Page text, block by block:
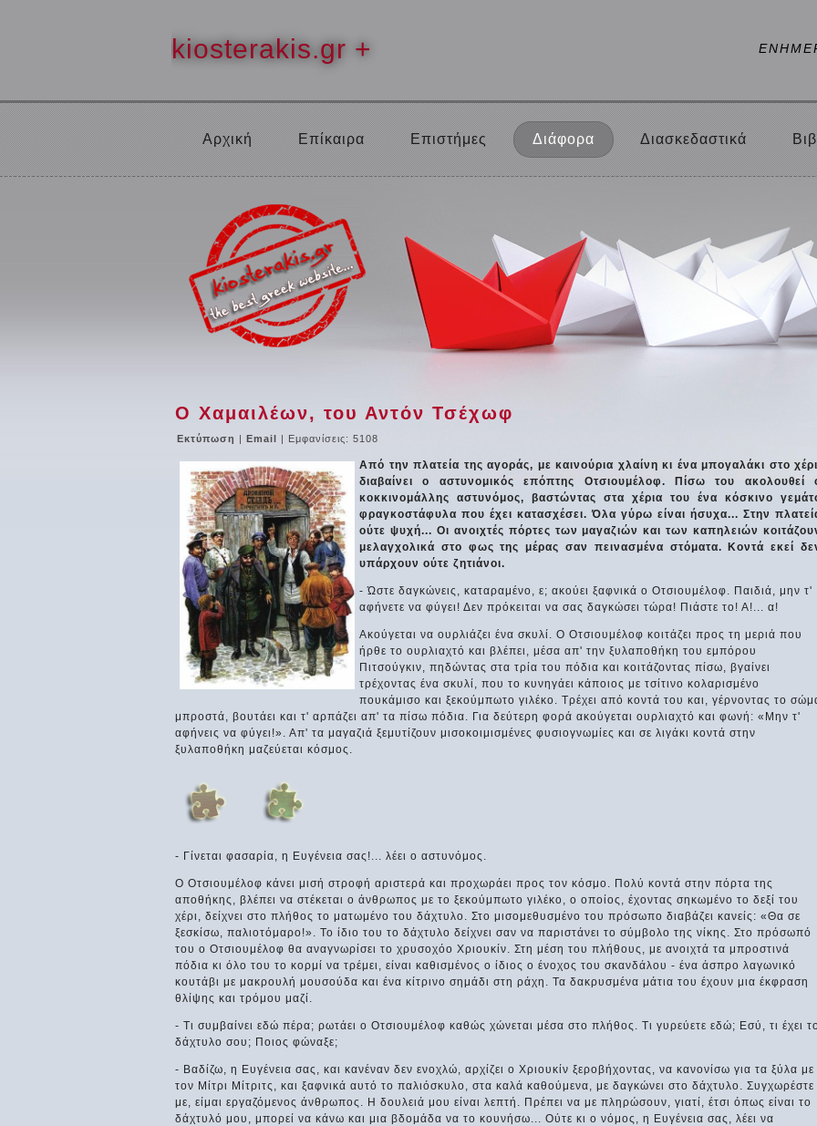
kiosterakis.gr +
Αρχική Επίκαιρα Επιστήμες Διάφορα Διασκεδαστικά
Ο Χαμαιλέων, του Αντόν Τσέχωφ
Εκτύπωση | Email | Εμφανίσεις: 5108
Από την πλατεία της αγοράς, με καινούρια χλαίνη κι ένα μπογαλάκι στο
διαβαίνει ο αστυνομικός επόπτης Οτσιουμέλοφ. Πίσω του ακολουθεί
κοκκινομάλλης αστυνόμος, βαστώντας στα χέρια του ένα κόσκινο
φραγκοστάφυλα που έχει κατασχέσει. Όλα γύρω είναι ήσυχα... Στην
ούτε ψυχή... Οι ανοιχτές πόρτες των μαγαζιών και των καπηλειών
μελαγχολικά στο φως της μέρας σαν πεινασμένα στόματα. Κοντά εκεί
υπάρχουν ούτε ζητιάνοι.
- Ώστε δαγκώνεις, καταραμένο, ε; ακούει ξαφνικά ο Οτσιουμέλοφ. Παιδιά, μην τ'
αφήνετε να φύγει! Δεν πρόκειται να σας δαγκώσει τώρα! Πιάστε το! Α!... α!
Ακούγεται να ουρλιάζει ένα σκυλί. Ο Οτσιουμέλοφ κοιτάζει προς τη μεριά που
ήρθε το ουρλιαχτό και βλέπει, μέσα απ' την ξυλαποθήκη του εμπόρου
Πιτσούγκιν, πηδώντας στα τρία του πόδια και κοιτάζοντας πίσω, βγαίνει
τρέχοντας ένα σκυλί, που το κυνηγάει κάποιος με τσίτινο κολαρισμένο
πουκάμισο και ξεκούμπωτο γιλέκο. Τρέχει από κοντά του και, γέρνοντας το
μπροστά, βουτάει και τ' αρπάζει απ' τα πίσω πόδια. Για δεύτερη φορά ακούγεται ουρλιαχτό και φωνή: «Μην τ'
αφήνεις να φύγει!». Απ' τα μαγαζιά ξεμυτίζουν μισοκοιμισμένες φυσιογνωμίες και σε λιγάκι κοντά στην
ξυλαποθήκη μαζεύεται κόσμος.
- Γίνεται φασαρία, η Ευγένεια σας!... λέει ο αστυνόμος.
Ο Οτσιουμέλοφ κάνει μισή στροφή αριστερά και προχωράει προς τον κόσμο. Πολύ κοντά στην πόρτα της
αποθήκης, βλέπει να στέκεται ο άνθρωπος με το ξεκούμπωτο γιλέκο, ο οποίος, έχοντας σηκωμένο το δεξί του
χέρι, δείχνει στο πλήθος το ματωμένο του δάχτυλο. Στο μισομεθυσμένο του πρόσωπο διαβάζει κανείς: «Θα σε
ξεσκίσω, παλιοτόμαρο!». Το ίδιο του το δάχτυλο δείχνει σαν να παριστάνει το σύμβολο της νίκης. Στο πρόσωπό
του ο Οτσιουμέλοφ θα αναγνωρίσει το χρυσοχόο Χριουκίν. Στη μέση του πλήθους, με ανοιχτά τα μπροστινά
πόδια κι όλο του το κορμί να τρέμει, είναι καθισμένος ο ίδιος ο ένοχος του σκανδάλου - ένα άσπρο λαγωνικό
κουτάβι με μακρουλή μουσούδα και ένα κίτρινο σημάδι στη ράχη. Τα δακρυσμένα μάτια του έχουν μια έκφραση
θλίψης και τρόμου μαζί.
- Τι συμβαίνει εδώ πέρα; ρωτάει ο Οτσιουμέλοφ καθώς χώνεται μέσα στο πλήθος. Τι γυρεύετε εδώ; Εσύ, τι έχει
δάχτυλο σου; Ποιος φώναξε;
- Βαδίζω, η Ευγένεια σας, και κανέναν δεν ενοχλώ, αρχίζει ο Χριουκίν ξεροβήχοντας, να κανονίσω για τα ξύλα με
τον Μίτρι Μίτριτς, και ξαφνικά αυτό το παλιόσκυλο, στα καλά καθούμενα, με δαγκώνει στο δάχτυλο. Συγχωρέστε
με, είμαι εργαζόμενος άνθρωπος. Η δουλειά μου είναι λεπτή. Πρέπει να με πληρώσουν, γιατί, έτσι όπως είναι το
δάχτυλό μου, μπορεί να κάνω και μια βδομάδα να το κουνήσω... Ούτε κι ο νόμος, η Ευγένεια σας, λέει να